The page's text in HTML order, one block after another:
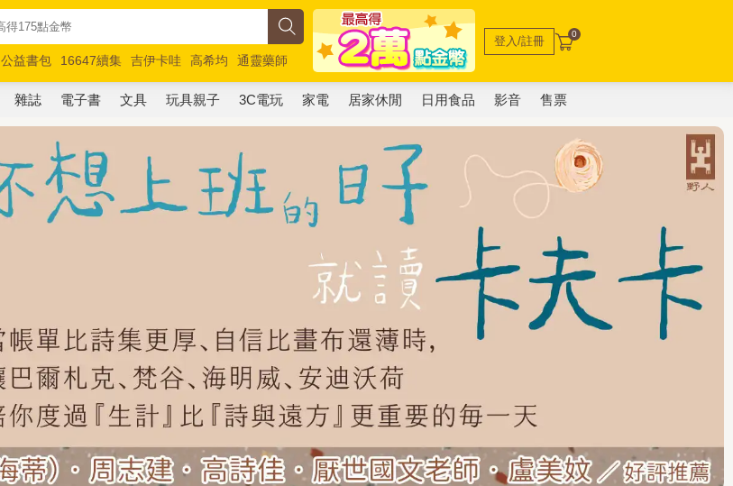
公益書包 16647續集 吉伊卡哇 高希均
通靈藥師
馬斯克 玩具總動員5 超慢跑
登入/註冊 0
雜誌 電子書 文具 玩具親子 3C電玩 家電 居家休閒 日用食品 影音 售票